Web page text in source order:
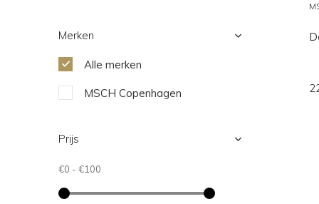
Merken
Alle merken
MSCH Copenhagen
Prijs
€0 - €100